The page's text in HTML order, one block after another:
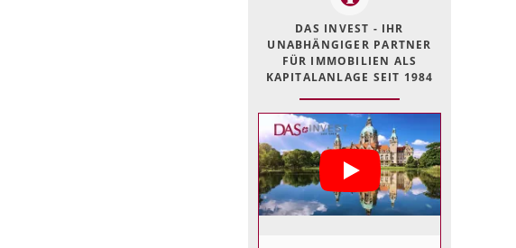
DAS INVEST - IHR
UNABHÄNGIGER PARTNER
FÜR IMMOBILIEN ALS
KAPITALANLAGE SEIT 1984